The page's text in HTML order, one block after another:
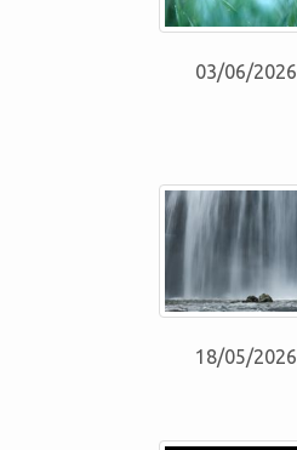
03/06/2026
18/05/2026